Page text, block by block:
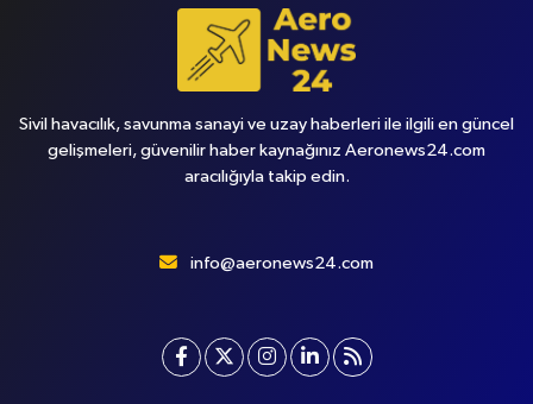
Sivil havacılık, savunma sanayi ve uzay haberleri ile ilgili en güncel
gelişmeleri, güvenilir haber kaynağınız Aeronews24.com
aracılığıyla takip edin.
info@aeronews24.com